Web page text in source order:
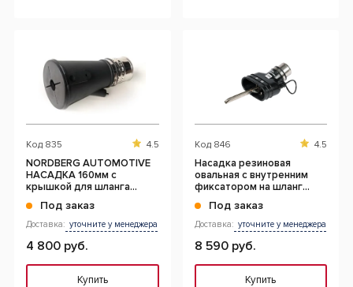
Код 835 4.5
NORDBERG AUTOMOTIVE
НАСАДКА 160мм с
крышкой для шланга
Под заказ
Доставка: уточните у менеджера
4 800 руб.
Купить
Код 846 4.5
Насадка резиновая
овальная с внутренним
фиксатором на шланг
Под заказ
Доставка: уточните у менеджера
8 590 руб.
Купить